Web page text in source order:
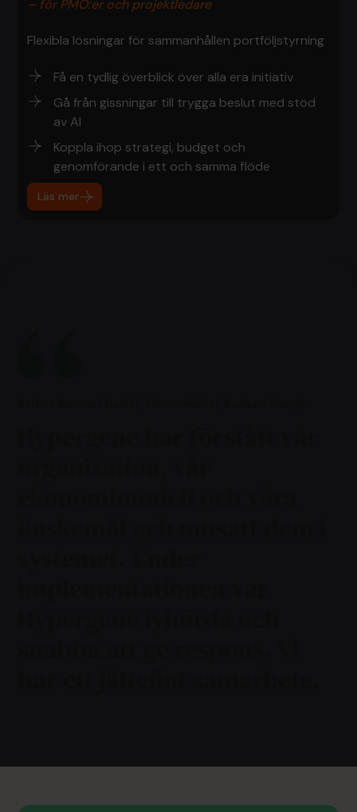
– för PMO:er och projektledare
Flexibla lösningar för sammanhållen portföljstyrning
Få en tydlig överblick över alla era initiativ
Gå från gissningar till trygga beslut med stöd
av AI
Koppla ihop strategi, budget och
genomförande i ett och samma flöde
Läs mer